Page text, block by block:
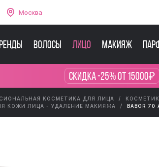
Москва
Волосы Лицо Макияж
Скидка -25% от 15000₽
КОСМЕТИКА ДЛЯ ЛИЦА
КОЖИ ЛИЦА - УДАЛЕНИЕ МАКИЯЖА
BABOR 70